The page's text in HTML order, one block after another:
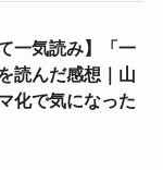
一気読み】「一
読んだ感想｜山
化で気になった